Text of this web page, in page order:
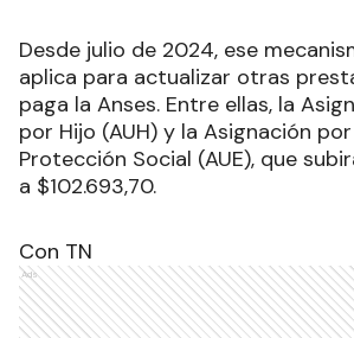
Desde julio de 2024, ese
aplica para actualizar otras
paga la Anses. Entre ellas, la
por Hijo (AUH) y la Asignación
Protección Social (AUE), que
a $102.693,70.
Con TN
Ads